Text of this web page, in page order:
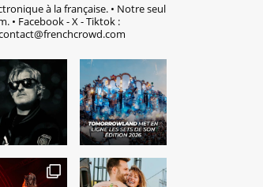
à la française.• Notre seul
• Facebook - X - Tiktok :